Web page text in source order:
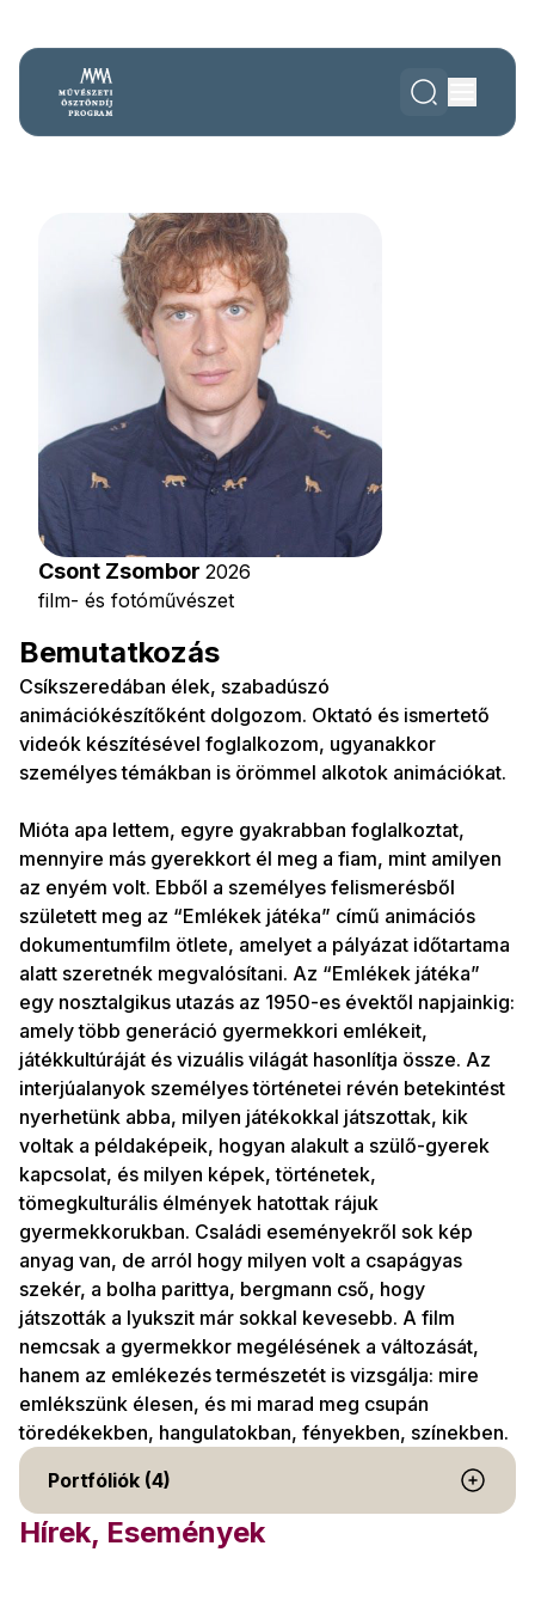
Csont Zsombor 2026
film- és fotóművészet
Bemutatkozás
Csíkszeredában élek, szabadúszó
animációkészítőként dolgozom. Oktató és ismertető
videók készítésével foglalkozom, ugyanakkor
személyes témákban is örömmel alkotok animációkat.
Mióta apa lettem, egyre gyakrabban foglalkoztat,
mennyire más gyerekkort él meg a fiam, mint amilyen
az enyém volt. Ebből a személyes felismerésből
született meg az “Emlékek játéka” című animációs
dokumentumfilm ötlete, amelyet a pályázat időtartama
alatt szeretnék megvalósítani. Az “Emlékek játéka”
egy nosztalgikus utazás az 1950-es évektől napjainkig:
amely több generáció gyermekkori emlékeit,
játékkultúráját és vizuális világát hasonlítja össze. Az
interjúalanyok személyes történetei révén betekintést
nyerhetünk abba, milyen játékokkal játszottak, kik
voltak a példaképeik, hogyan alakult a szülő-gyerek
kapcsolat, és milyen képek, történetek,
tömegkulturális élmények hatottak rájuk
gyermekkorukban. Családi eseményekről sok kép
anyag van, de arról hogy milyen volt a csapágyas
szekér, a bolha parittya, bergmann cső, hogy
játszották a lyukszit már sokkal kevesebb. A film
nemcsak a gyermekkor megélésének a változását,
hanem az emlékezés természetét is vizsgálja: mire
emlékszünk élesen, és mi marad meg csupán
töredékekben, hangulatokban, fényekben, színekben.
Portfóliók (4)
Hírek, Események